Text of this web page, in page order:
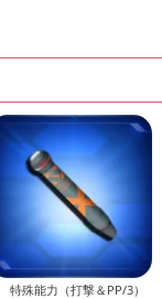
特殊能力（打撃＆PP/3）